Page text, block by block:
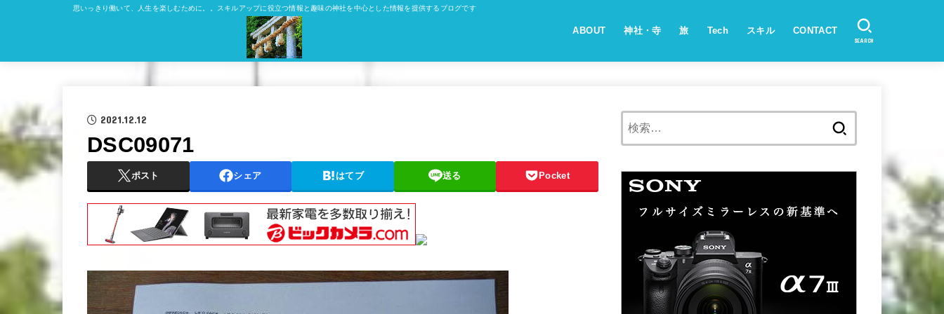
思いっきり働いて、人生を楽しむために。。スキルアップに役立つ情報と趣味の神社を中心とした情報を提供するブログです
ABOUT 神社・寺 旅 Tech スキル CONTACT
SEARCH
2021.12.12
DSC09071
ポスト シェア はてブ 送る Pocket